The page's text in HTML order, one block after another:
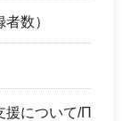
数）
援について/П